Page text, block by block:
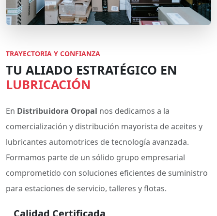
TRAYECTORIA Y CONFIANZA
TU ALIADO ESTRATÉGICO EN
LUBRICACIÓN
En Distribuidora Oropal nos dedicamos a la
comercialización y distribución mayorista de aceites y
lubricantes automotrices de tecnología avanzada.
Formamos parte de un sólido grupo empresarial
comprometido con soluciones eficientes de suministro
para estaciones de servicio, talleres y flotas.
Calidad Certificada